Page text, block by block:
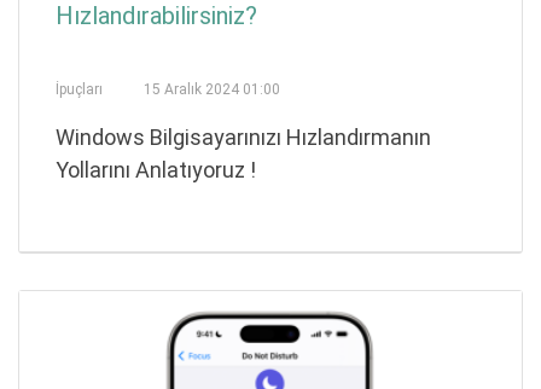
Hızlandırabilirsiniz?
İpuçları 15 Aralık 2024 01:00
Windows Bilgisayarınızı Hızlandırmanın
Yollarını Anlatıyoruz !